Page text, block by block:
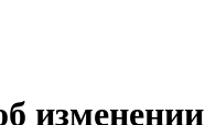
изменении